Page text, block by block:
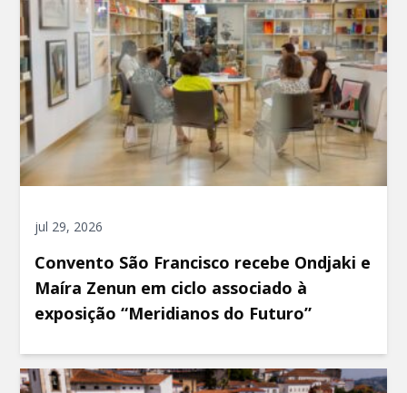
jul 29, 2026
Convento São Francisco recebe Ondjaki e
Maíra Zenun em ciclo associado à
exposição “Meridianos do Futuro”